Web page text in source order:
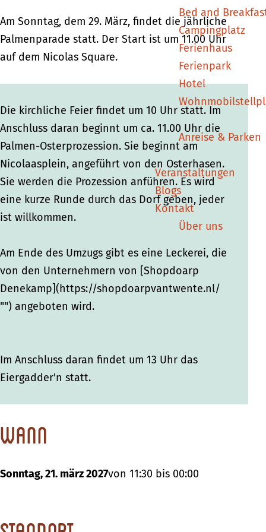
Bed and
Campingplatz
Ferienhaus
Ferienpark
Hotel
Anreise & Parken
Veranstaltungen
Blogs
Kontakt
Über uns
o
z
e
i
o
n
D
e
n
a
m
p
r
o
z
s
o
n
D
e
k
a
m
p
r
o
z
s
i
o
n
D
e
k
a
m
p
Am Sonntag, dem 29. März, findet die jährliche
Palmenparade statt. Der Start ist um 11.00 Uhr
auf dem Nicolas Square.
Die kirchliche Feier findet um 10 Uhr statt. Im
Anschluss daran beginnt um ca. 11.00 Uhr die
Palmen-Osterprozession. Sie beginnt am
Nicolaasplein, angeführt von den Osterhasen.
Sie werden die Prozession anführen. Es wird
eine kurze Runde durch das Dorf geben, jeder
ist willkommen.
Am Ende des Umzugs gibt es eine Leckerei, die
von den Unternehmern von [Shopdoarp
Denekamp](https://shopdoarpvantwente.nl/
"") angeboten wird.
Im Anschluss daran findet um 13 Uhr das
Eiergadder'n statt.
Wann
Sonntag, 21. märz 2027von 11:30 bis 00:00